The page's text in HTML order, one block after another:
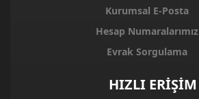
Kurumsal E-Posta
Hesap Numaralarımız
Evrak Sorgulama
HIZLI ERİŞİM